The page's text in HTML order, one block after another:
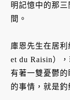
明記憶中的那
間。
庫恩先生在居
et du Raisin）
有著一雙憂鬱
的事情，就是